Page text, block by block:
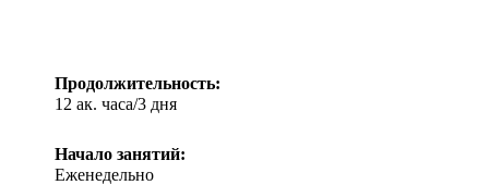
Продолжительность:
12 ак. часа/3 дня
Начало занятий:
Еженедельно